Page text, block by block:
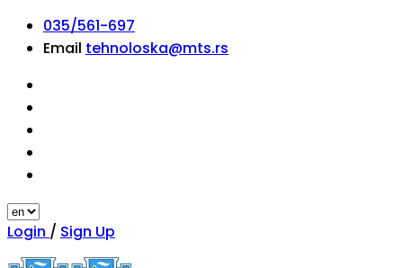
035/561-697
Email tehnoloska@mts.rs
Login / Sign Up